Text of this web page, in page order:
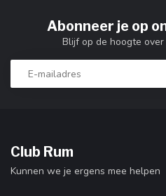
Abonneer je op
Blijf op de hoogte
Club Rum
Kunnen we je ergens mee helpen